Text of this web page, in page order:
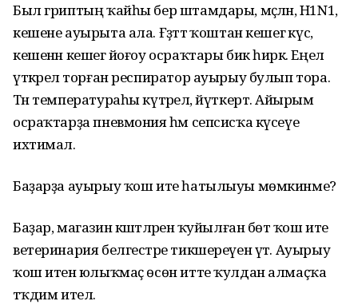
Был гриптың ҡайһы бер штамдары, мәҫәлән, H1N1,
кешене ауырыта ала. Ғәҙәттә ҡоштан кешегә күсә,
кешенән кешегә йоғоу осраҡтары бик һирәк. Еңел
үткәрелә торған респиратор ауырыу булып тора.
Тән температураһы күтәрелә, йүткертә. Айырым
осраҡтарҙа пневмония һәм сепсисҡа күсеүе
ихтимал.
Баҙарҙа ауырыу ҡош ите һатылыуы мөмкинме?
Баҙар, магазин кәштәләренә ҡуйылған бөтә ҡош ите
ветеринария белгестәре тикшереүен үтә. Ауырыу
ҡош итенә юлыҡмаҫ өсөн итте ҡулдан алмаҫҡа
тәҡдим ителә.